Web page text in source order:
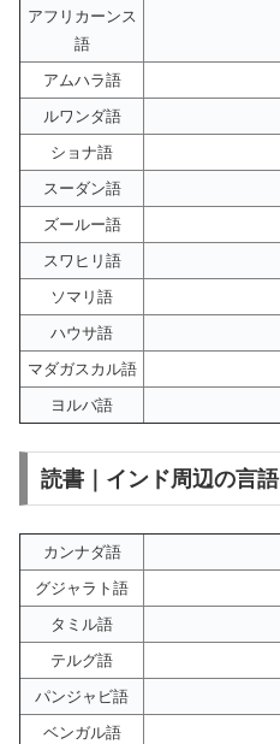
アフリカーンス
語
アムハラ語
ルワンダ語
ショナ語
スーダン語
ズールー語
スワヒリ語
ソマリ語
ハウサ語
マダガスカル語
ヨルバ語
読書｜インド周辺の言語
カンナダ語
グジャラト語
タミル語
テルグ語
パンジャビ語
ベンガル語